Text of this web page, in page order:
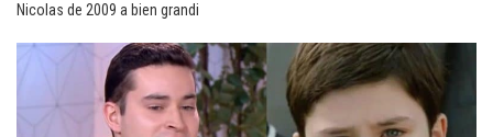
Nicolas de 2009 a bien grandi